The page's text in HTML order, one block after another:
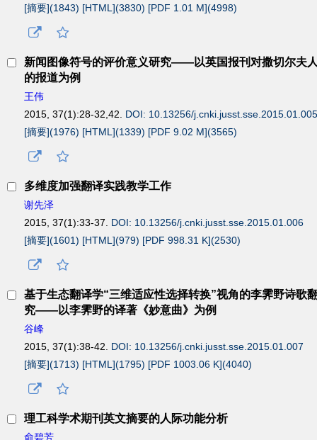
[摘要](1843) [HTML](3830) [PDF 1.01 M](4998)
新闻图像符号的评价意义研究——以英国报刊对撒切尔夫
的报道为例
王伟
2015, 37(1):28-32,42. DOI: 10.13256/j.cnki.jusst.sse.2015.01.005
[摘要](1976) [HTML](1339) [PDF 9.02 M](3565)
多维度加强翻译实践教学工作
谢先泽
2015, 37(1):33-37. DOI: 10.13256/j.cnki.jusst.sse.2015.01.006
[摘要](1601) [HTML](979) [PDF 998.31 K](2530)
基于生态翻译学“三维适应性选择转换”视角的李霁野诗歌
究——以李霁野的译著《妙意曲》为例
谷峰
2015, 37(1):38-42. DOI: 10.13256/j.cnki.jusst.sse.2015.01.007
[摘要](1713) [HTML](1795) [PDF 1003.06 K](4040)
理工科学术期刊英文摘要的人际功能分析
俞碧芳